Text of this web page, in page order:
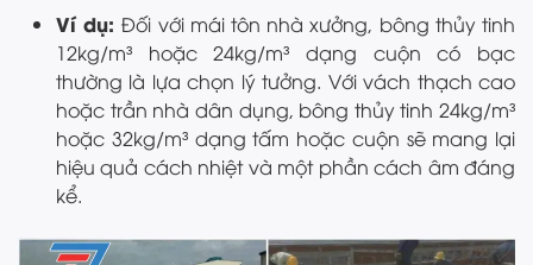
Ví dụ:Đối với mái tôn nhà xưởng, bông thủy tinh
12kg/m³ hoặc 24kg/m³ dạng cuộn có bạc
thường là lựa chọn lý tưởng. Với vách thạch cao
hoặc trần nhà dân dụng, bông thủy tinh 24kg/m³
hoặc 32kg/m³ dạng tấm hoặc cuộn sẽ mang lại
hiệu quả cách nhiệt và một phần cách âm đáng
kể.